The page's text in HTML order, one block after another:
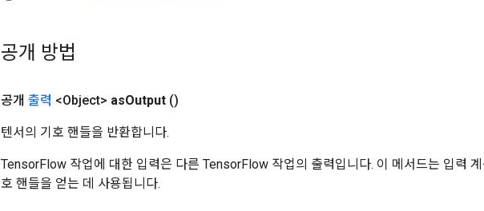
공개 방법
공개 출력 <Object> asOutput ()
텐서의 기호 핸들을 반환합니다.
TensorFlow 작업에 대한 입력은 다른 TensorFlow 작업의 출력입니다. 이 메서드는 입력 계
호 핸들을 얻는 데 사용됩니다.